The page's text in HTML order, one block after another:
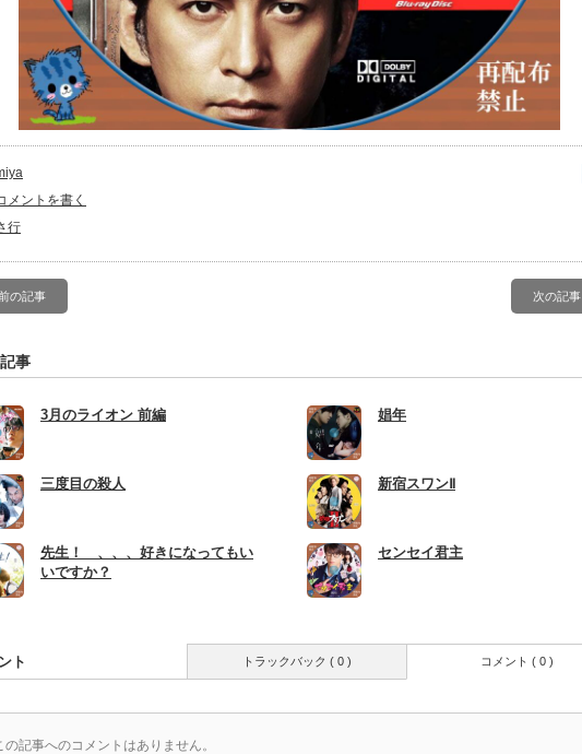
メントを書く
行
の記事 次の記事
事
3月のライオン 前編 娼年
三度目の殺人 新宿スワンⅡ
先生！ 、、、好きになってもい
いですか？
センセイ君主
ト トラックバック ( 0 ) コメント ( 0 )
の記事へのコメントはありません。